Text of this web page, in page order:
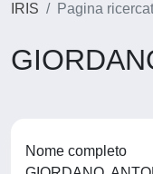
IRIS Pagina
Nome completo